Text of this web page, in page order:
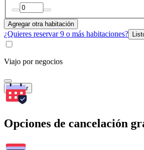
Agregar otra habitación
¿Quieres reservar 9 o más habitaciones?
Viajo por negocios
Buscar
Opciones de cancelación